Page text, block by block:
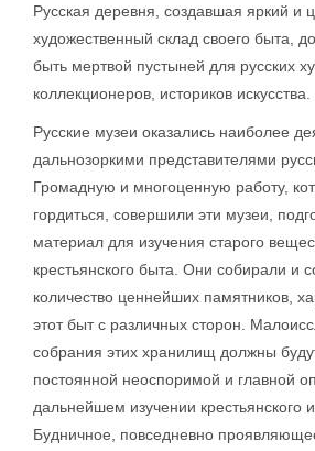
Русская деревня, создавшая яркий и
художественный склад своего быта,
быть мертвой пустыней для русских
коллекционеров, историков искусства.
Русские музеи оказались наиболее
дальнозоркими представителями
Громадную и многоценную работу,
гордиться, совершили эти музеи,
материал для изучения старого
крестьянского быта. Они собирали и
количество ценнейших памятников,
этот быт с различных сторон.
собрания этих хранилищ должны
постоянной неоспоримой и главной
дальнейшем изучении крестьянского
Будничное, повседневно